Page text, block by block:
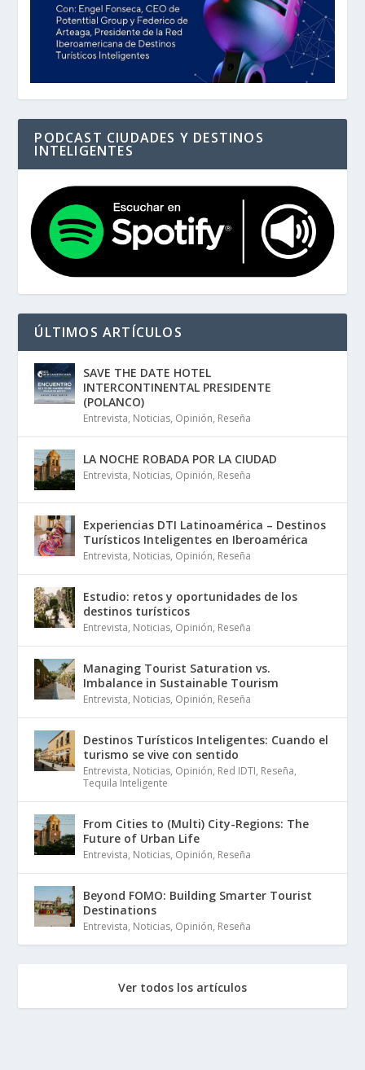
PODCAST CIUDADES Y DESTINOS
INTELIGENTES
ÚLTIMOS ARTÍCULOS
SAVE THE DATE HOTEL
INTERCONTINENTAL PRESIDENTE
(POLANCO)
Entrevista, Noticias, Opinión, Reseña
LA NOCHE ROBADA POR LA CIUDAD
Entrevista, Noticias, Opinión, Reseña
Experiencias DTI Latinoamérica – Destinos
Turísticos Inteligentes en Iberoamérica
Entrevista, Noticias, Opinión, Reseña
Estudio: retos y oportunidades de los
destinos turísticos
Entrevista, Noticias, Opinión, Reseña
Managing Tourist Saturation vs.
Imbalance in Sustainable Tourism
Entrevista, Noticias, Opinión, Reseña
Destinos Turísticos Inteligentes: Cuando el
turismo se vive con sentido
Entrevista, Noticias, Opinión, Red IDTI, Reseña,
Tequila Inteligente
From Cities to (Multi) City-Regions: The
Future of Urban Life
Entrevista, Noticias, Opinión, Reseña
Beyond FOMO: Building Smarter Tourist
Destinations
Entrevista, Noticias, Opinión, Reseña
Ver todos los artículos